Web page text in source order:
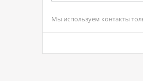
Мы используем контакты